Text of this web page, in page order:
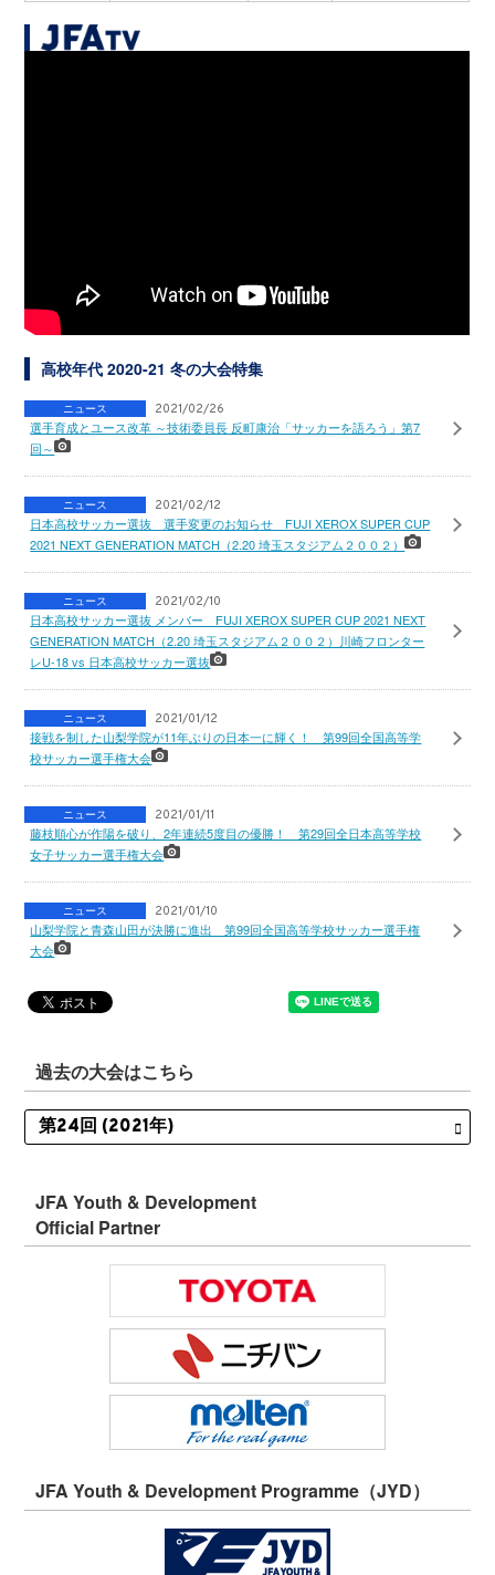
高校年代 2020-21 冬の大会特集
ニュース 2021/02/26
選手育成とユース改革 ～技術委員長 反町康治「サッカーを語ろう」第7
回～
ニュース 2021/02/12
日本高校サッカー選抜 選手変更のお知らせ FUJI XEROX SUPER CUP
2021 NEXT GENERATION MATCH（2.20 埼玉スタジアム２００２）
ニュース 2021/02/10
日本高校サッカー選抜 メンバー FUJI XEROX SUPER CUP 2021 NEXT
GENERATION MATCH（2.20 埼玉スタジアム２００２）川崎フロンター
レU-18 vs 日本高校サッカー選抜
ニュース 2021/01/12
接戦を制した山梨学院が11年ぶりの日本一に輝く！ 第99回全国高等学
校サッカー選手権大会
ニュース 2021/01/11
藤枝順心が作陽を破り、2年連続5度目の優勝！ 第29回全日本高等学校
女子サッカー選手権大会
ニュース 2021/01/10
山梨学院と青森山田が決勝に進出 第99回全国高等学校サッカー選手権
大会
過去の大会はこちら
JFA Youth & Development
Official Partner
JFA Youth & Development Programme（JYD）